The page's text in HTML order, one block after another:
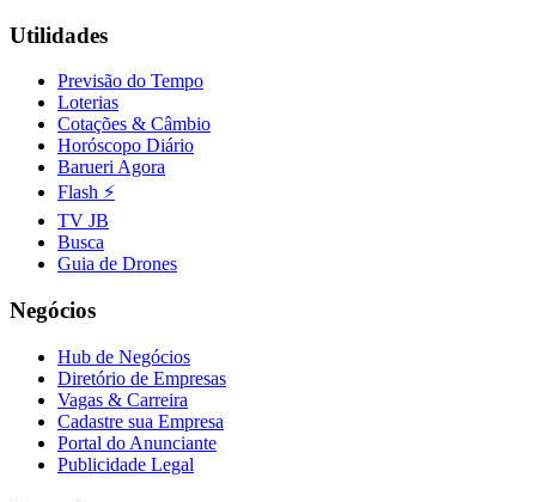
Utilidades
Previsão do Tempo
Loterias
Cotações & Câmbio
Horóscopo Diário
Barueri Agora
Flash ⚡
TV JB
Busca
Guia de Drones
Negócios
Hub de Negócios
Diretório de Empresas
Vagas & Carreira
Cadastre sua Empresa
Portal do Anunciante
Publicidade Legal